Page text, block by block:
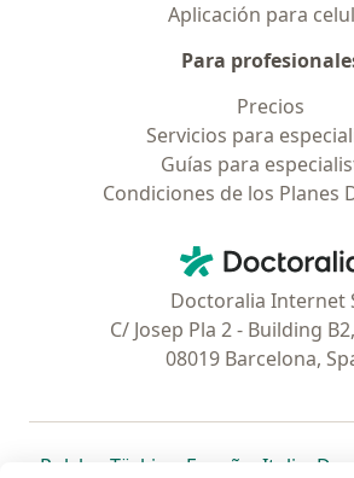
Aplicación para
Para
Precios
Servicios para
Guías para
Condiciones de los Planes
Doctoralia -
Doctoralia Internet
C/ Josep Pla 2 - Building
08019 Barcelona,
Polska se abre en una nueva
Türkiye se abre en una
España se abre
Italia se